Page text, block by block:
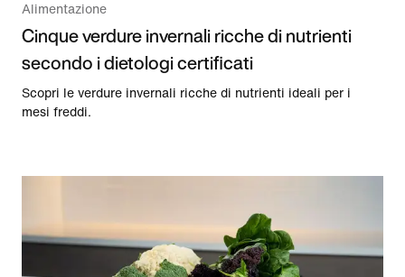
Alimentazione
Cinque verdure invernali ricche di nutrienti
secondo i dietologi certificati
Scopri le verdure invernali ricche di nutrienti ideali per i
mesi freddi.